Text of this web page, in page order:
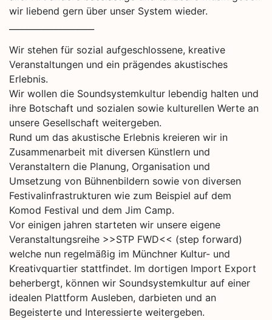
wir liebend gern über unser System wieder.
Wir stehen für sozial aufgeschlossene, kreative
Veranstaltungen und ein prägendes akustisches
Erlebnis.
Wir wollen die Soundsystemkultur lebendig halten und
ihre Botschaft und sozialen sowie kulturellen Werte an
unsere Gesellschaft weitergeben.
Rund um das akustische Erlebnis kreieren wir in
Zusammenarbeit mit diversen Künstlern und
Veranstaltern die Planung, Organisation und
Umsetzung von Bühnenbildern sowie von diversen
Festivalinfrastrukturen wie zum Beispiel auf dem
Komod Festival und dem Jim Camp.
Vor einigen jahren starteten wir unsere eigene
Veranstaltungsreihe >>STP FWD<< (step forward)
welche nun regelmäßig im Münchner Kultur- und
Kreativquartier stattfindet. Im dortigen Import Export
beherbergt, können wir Soundsystemkultur auf einer
idealen Plattform Ausleben, darbieten und an
Begeisterte und Interessierte weitergeben.